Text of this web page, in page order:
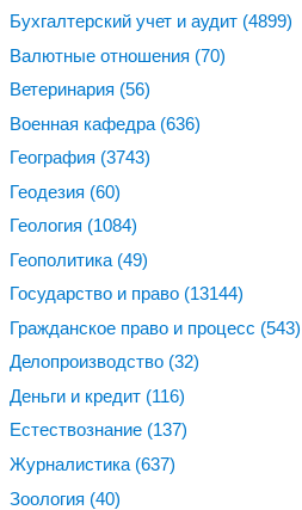
Бухгалтерский учет и аудит (4899)
Валютные отношения (70)
Ветеринария (56)
Военная кафедра (636)
География (3743)
Геодезия (60)
Геология (1084)
Геополитика (49)
Государство и право (13144)
Гражданское право и процесс (543)
Делопроизводство (32)
Деньги и кредит (116)
Естествознание (137)
Журналистика (637)
Зоология (40)